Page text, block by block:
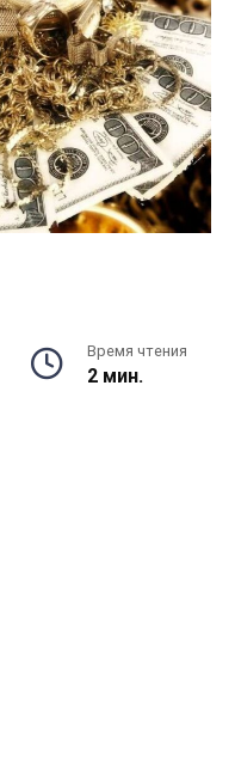
Время чтения
2 мин.